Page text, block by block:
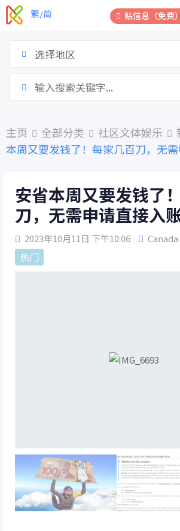
跳
到
贴信息（免费）
繁/简
选择地区
主页 全部分类 社区文体娱乐
本周又要发钱了！每家几百刀，无需
安省本周又要发钱了
刀，无需申请直接入账
2023年10月11日 下午10:06 Canada
热门